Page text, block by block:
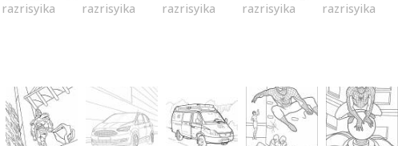
razrisyika razrisyika razrisyika razrisyika razrisyika